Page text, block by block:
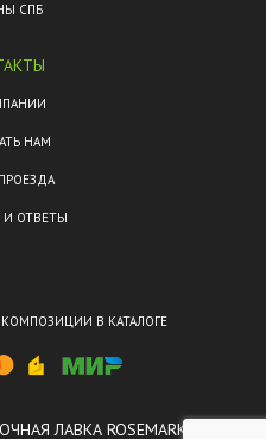
СПБ
НАМ
ОТВЕТЫ
В КАТАЛОГЕ
ЛАВКА ROSEMARKT.